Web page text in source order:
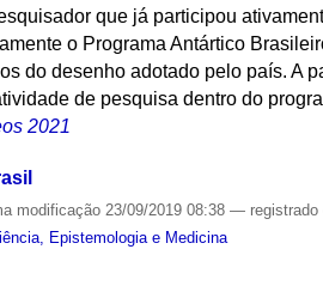
que já participou
o Programa Antártico
do desenho adotado pelo país. A
de pesquisa dentro do
2021
modificação 23/09/2019 08:38— registrado
Epistemologia e Medicina